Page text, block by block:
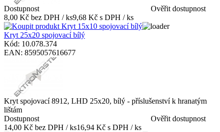
Dostupnost
Ověřit dostupnost
8,00 Kč bez DPH / ks9,68 Kč s DPH / ks
Kryt 25x20 spojovací bílý
Kód: 10.078.374
EAN: 8595057616677
Kryt spojovací 8912, LHD 25x20, bílý - příslušenství k hranatým
lištám
Dostupnost
Ověřit dostupnost
14,00 Kč bez DPH / ks16,94 Kč s DPH / ks